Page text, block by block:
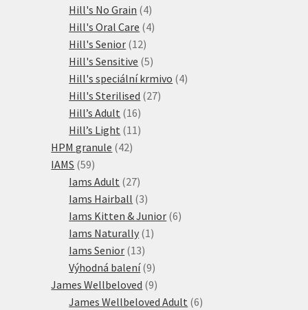
produktů
Hill's No Grain 44
produkty
Hill's Oral Care 44
Hill's Senior 1212
produktů
Hill's Sensitive 55
produktů
Hill's speciální krmivo 44
Hill's Sterilised 2727
Hill’s Adult 1616
produktů
Hill’s Light 11 11
HPM granule 4242
IAMS 5959
produktů
Iams Adult 2727
produktů
Iams Hairball 33
produkty
Iams Kitten & Junior 66
Iams Naturally 1 1
Iams Senior 1313
produktů
Výhodná balení 99
produktů
James Wellbeloved 99
produktů
James Wellbeloved Adult 66